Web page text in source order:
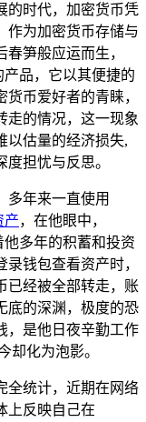
的时代，加密货币凭
作为加密货币存储与
笋般应运而生，
品，它以其便捷的
币爱好者的青睐，
走的情况，这一现象
以估量的经济损失,
担忧与反思。
多年来一直使用
产，在他眼中，
他多年的积蓄和投资
钱包查看资产时，
已经被全部转走，账
底的深渊，极度的恐
，是他日夜辛勤工作
却化为泡影。
全统计，近期在网络
上反映自己在